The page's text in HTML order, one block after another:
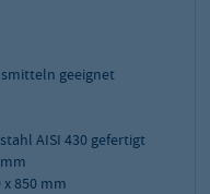
geeignet
AISI 430 gefertigt
x 850 mm